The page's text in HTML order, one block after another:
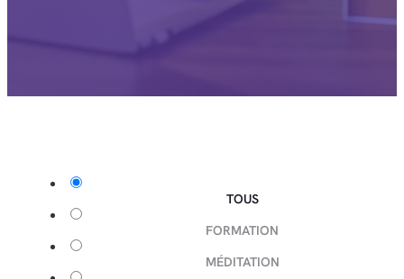
TOUS
FORMATION
MÉDITATION